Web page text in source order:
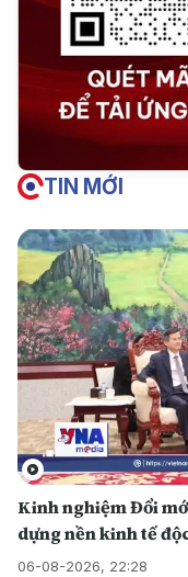
TIN MỚI
Kinh nghiệm Đổi
dựng nền kinh tế
06-08-2026, 22:28